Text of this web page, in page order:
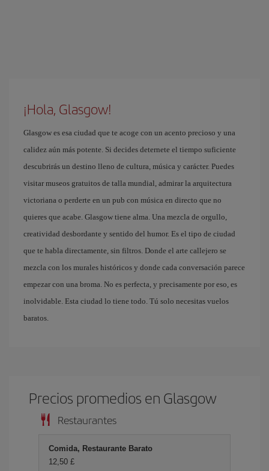
¡Hola, Glasgow!
Glasgow es esa ciudad que te acoge con un acento precioso y una
calidez aún más potente. Si decides deternete el tiempo suficiente
descubrirás un destino lleno de cultura, música y carácter. Puedes
visitar museos gratuitos de talla mundial, admirar la arquitectura
victoriana o perderte en un pub con música en directo que no
quieres que acabe. Glasgow tiene alma. Una mezcla de orgullo,
creatividad desbordante y sentido del humor. Es el tipo de ciudad
que te habla directamente, sin filtros. Donde el arte callejero se
mezcla con los murales históricos y donde cada conversación parece
empezar con una broma. No es perfecta, y precisamente por eso, es
inolvidable. Esta ciudad lo tiene todo. Tú solo necesitas vuelos
baratos.
Precios promedios en Glasgow
Restaurantes
Comida, Restaurante Barato
12,50 £